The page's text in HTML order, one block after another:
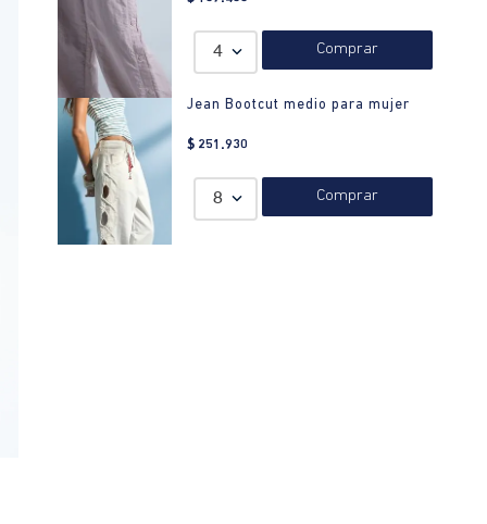
Composición:
Color: Negro
Lavado:PLANCHADO: No planchar. OTROS: Lavar
separadamente. BLANQUEADO: No usar blanqueador.
SECADO: Secado en tendedero a la sombra. CUIDADO TEXTIL
PROFESIONAL: No limpieza en seco. LAVADO: Temperatura
máxima de lavado 40 ºC. Proceso normal. SECADO: No secar
en máquina. OTROS: Lavar por el revés. OTROS: No remojar.
OTROS: Lavar con colores similares.
4 Comprar
Jean Bootcut medio para mujer
$ 251 .930
8 Comprar